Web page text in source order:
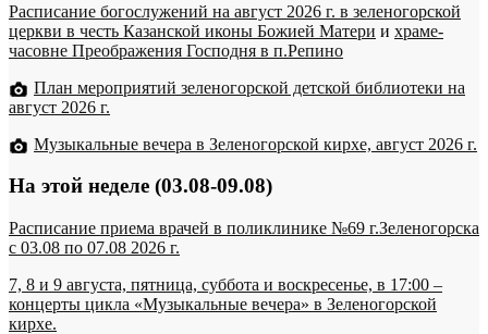
Расписание богослужений на август 2026 г. в зеленогорской
церкви в честь Казанской иконы Божией Матери и храме-
часовне Преображения Господня в п.Репино
План мероприятий зеленогорской детской библиотеки на
август 2026 г.
Музыкальные вечера в Зеленогорской кирхе, август 2026 г.
На этой неделе (03.08-09.08)
Расписание приема врачей в поликлинике №69 г.Зеленогорска
c 03.08 по 07.08 2026 г.
7, 8 и 9 августа, пятница, суббота и воскресенье, в 17:00 –
концерты цикла «Музыкальные вечера» в Зеленогорской
кирхе.